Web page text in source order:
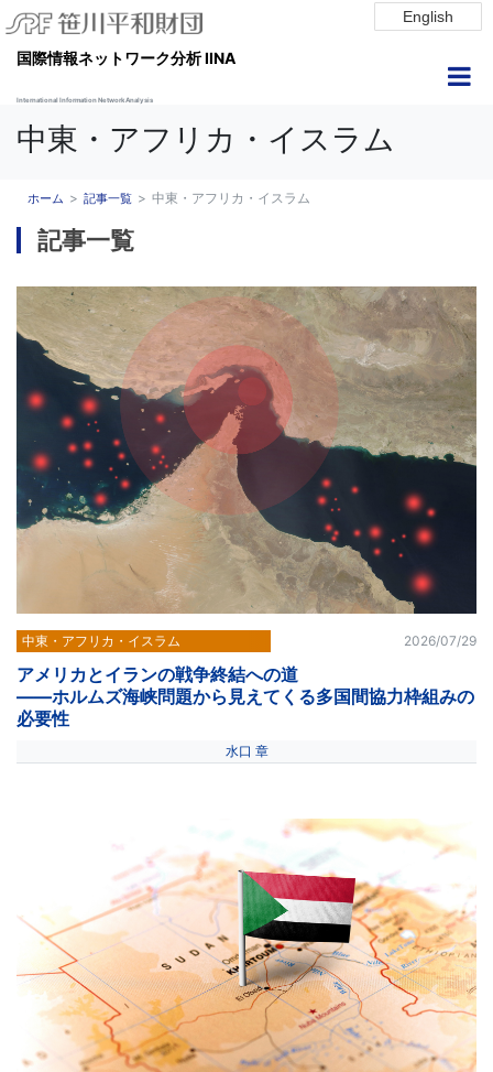
English
国際情報ネットワーク分析 IINA
International Information Network Analysis
中東・アフリカ・イスラム
ホーム 記事一覧 中東・アフリカ・イスラム
記事一覧
中東・アフリカ・イスラム 2026/07/29
アメリカとイランの戦争終結への道
――ホルムズ海峡問題から見えてくる多国間協力枠組みの
必要性
水口 章